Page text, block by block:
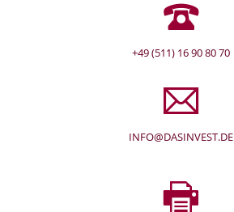
+49 (511) 16 90 80 70
INFO@DASINVEST.DE